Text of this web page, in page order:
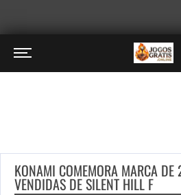
KONAMI COMEMORA MARCA
VENDIDAS DE SILENT HILL F